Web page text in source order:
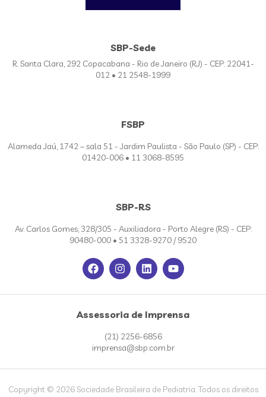
SBP-Sede
R. Santa Clara, 292 Copacabana - Rio de Janeiro (RJ) - CEP: 22041-
012 • 21 2548-1999
FSBP
Alameda Jaú, 1742 – sala 51 - Jardim Paulista - São Paulo (SP) - CEP:
01420-006 • 11 3068-8595
SBP-RS
Av. Carlos Gomes, 328/305 - Auxiliadora - Porto Alegre (RS) - CEP:
90480-000 • 51 3328-9270 / 9520
Assessoria de Imprensa
(21) 2256-6856
imprensa@sbp.com.br
Copyright © 2026 Sociedade Brasileira de Pediatria. Todos os direitos